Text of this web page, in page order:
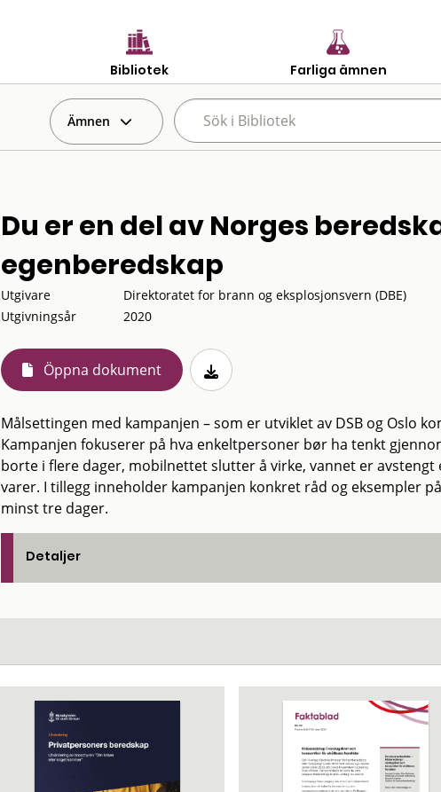
Bibliotek Farliga ämnen
Ämnen
Du er en del av Norges
egenberedskap
Utgivare
Direktoratet for brann og eksplosjonsvern (DBE)
Utgivningsår
2020
Öppna dokument
Målsettingen med kampanjen – som er utviklet av DSB og Oslo
Kampanjen fokuserer på hva enkeltpersoner bør ha tenkt
borte i flere dager, mobilnettet slutter å virke, vannet er avstengt
varer. I tillegg inneholder kampanjen konkret råd og eksempler
minst tre dager.
Detaljer